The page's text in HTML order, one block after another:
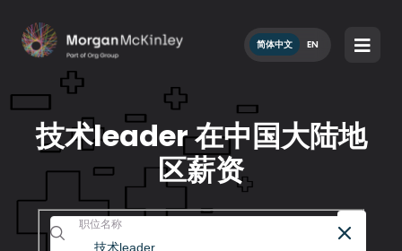
简体中文 EN
技术leader 在中国大陆地
区薪资
职位名称